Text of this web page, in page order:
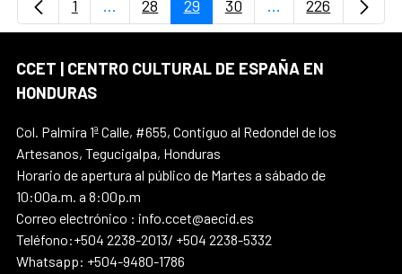
Página
1 ...Páginas intermedias Use TAB para
Página
28 Página
29 Página
30 ...PáginasPágina
226
CCET | CENTRO CULTURAL DE ESPAÑA EN
HONDURAS
Col. Palmira 1ª Calle, #655, Contiguo al Redondel de los
Artesanos, Tegucigalpa, Honduras
Horario de apertura al público de Martes a sábado de
10:00a.m. a 8:00p.m
Correo electrónico : info.ccet@aecid.es
Teléfono:+504 2238-2013/ +504 2238-5332
Whatsapp: +504-9480-1786